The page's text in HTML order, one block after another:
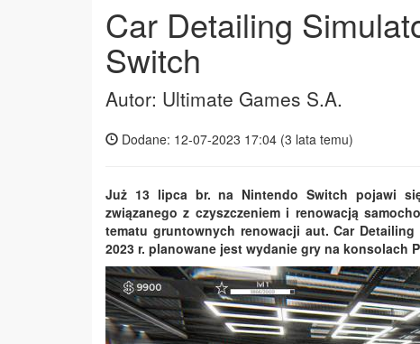
Car Detailing
Switch
Autor: Ultimate Games S.A.
Dodane: 12-07-2023 17:04 (3 lata temu)
Już 13 lipca br. na Nintendo Switch pojawi
związanego z czyszczeniem i renowacją
tematu gruntownych renowacji aut. Car
2023 r. planowane jest wydanie gry na konsolach